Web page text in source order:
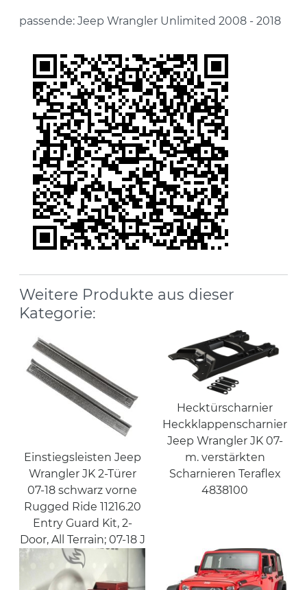
passende: Jeep Wrangler Unlimited 2008 - 2018
Weitere Produkte aus dieser
Kategorie:
Einstiegsleisten Jeep
Wrangler JK 2-Türer
07-18 schwarz vorne
Rugged Ride 11216.20
Entry Guard Kit, 2-
Door, All Terrain; 07-18 J
Hecktürscharnier
Heckklappenscharnier
Jeep Wrangler JK 07-
m. verstärkten
Scharnieren Teraflex
4838100